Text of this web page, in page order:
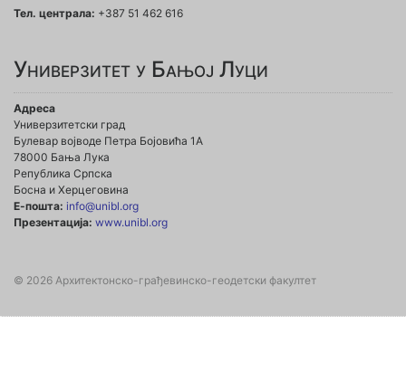
Тел. централа: +387 51 462 616
Универзитет у Бањој Луци
Адреса
Универзитетски град
Булевар војводе Петра Бојовића 1А
78000 Бања Лука
Република Српска
Босна и Херцеговина
Е-пошта: info@unibl.org
Презентација: www.unibl.org
© 2026 Архитектонско-грађевинско-геодетски факултет